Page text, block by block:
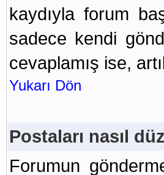
kaydıyla forum
sadece kendi
cevaplamış ise,
Yukarı Dön
Postaları nasıl
Forumun